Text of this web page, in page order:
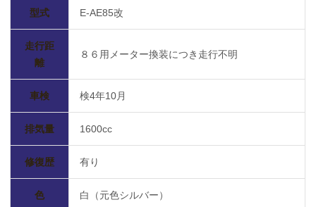
型式 E-AE85改
走行距
離
８６用メーター換装につき走行不明
車検 検4年10月
排気量 1600cc
修復歴 有り
色 白（元色シルバー）